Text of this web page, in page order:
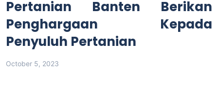
Pertanian Banten Berikan
Penghargaan Kepada
Penyuluh Pertanian
October 5, 2023